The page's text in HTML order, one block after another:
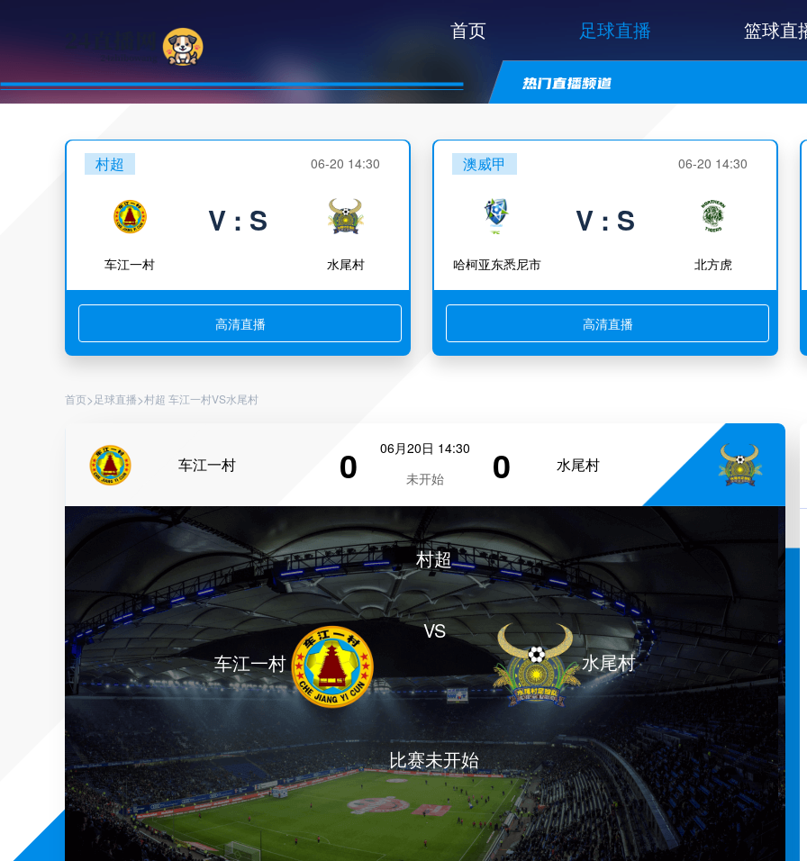
首页 足球直播 篮球直
村超 06-20 14:30
车江一村
V : S
水尾村
高清直播
澳威甲 06-20 14:30
哈柯亚东悉尼市
V : S
北方虎
高清直播
首页> 足球直播>村超 车江一村VS水尾村
车江一村 0
06月20日 14:30
未开始
0 水尾村
车江一村
村超
VS
比赛未开始
水尾村